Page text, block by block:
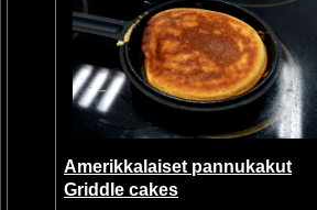
Amerikkalaiset pannukakut
Griddle cakes